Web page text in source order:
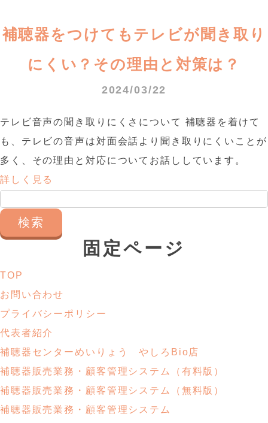
補聴器をつけてもテレビが聞き取り
にくい？その理由と対策は？
2024/03/22
テレビ音声の聞き取りにくさについて 補聴器を着けて
も、テレビの音声は対面会話より聞き取りにくいことが
多く、その理由と対応についてお話ししています。
詳しく見る
索:
固定ページ
TOP
お問い合わせ
プライバシーポリシー
代表者紹介
補聴器センターめいりょう やしろBio店
補聴器販売業務・ 顧客管理システム
（有料版）
補聴器販売業務・ 顧客管理システム
（無料版）
補聴器販売業務・顧客管理システム